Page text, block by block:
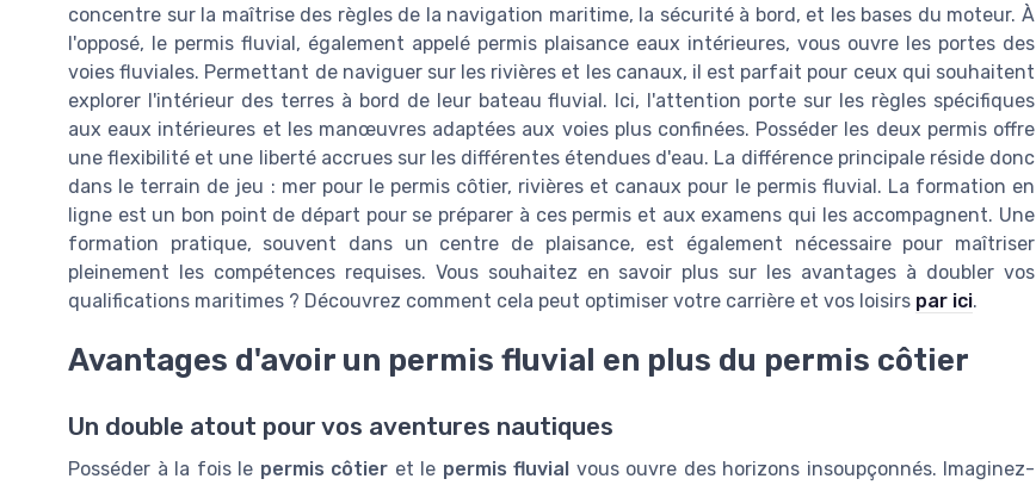
concentre sur la maîtrise des règles de la navigation maritime, la sécurité à bord, et les bases du moteur. À
l'opposé, le permis fluvial, également appelé permis plaisance eaux intérieures, vous ouvre les portes des
voies fluviales. Permettant de naviguer sur les rivières et les canaux, il est parfait pour ceux qui souhaitent
explorer l'intérieur des terres à bord de leur bateau fluvial. Ici, l'attention porte sur les règles spécifiques
aux eaux intérieures et les manœuvres adaptées aux voies plus confinées. Posséder les deux permis offre
une flexibilité et une liberté accrues sur les différentes étendues d'eau. La différence principale réside donc
dans le terrain de jeu : mer pour le permis côtier, rivières et canaux pour le permis fluvial. La formation en
ligne est un bon point de départ pour se préparer à ces permis et aux examens qui les accompagnent. Une
formation pratique, souvent dans un centre de plaisance, est également nécessaire pour maîtriser
pleinement les compétences requises. Vous souhaitez en savoir plus sur les avantages à doubler vos
qualifications maritimes ? Découvrez comment cela peut optimiser votre carrière et vos loisirs par ici.
Avantages d'avoir un permis fluvial en plus du permis côtier
Un double atout pour vos aventures nautiques
Posséder à la fois le permis côtier et le permis fluvial vous ouvre des horizons insoupçonnés. Imaginez-